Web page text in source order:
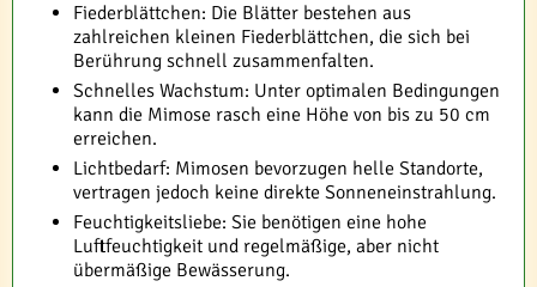
Fiederblättchen: Die Blätter bestehen aus
zahlreichen kleinen Fiederblättchen, die sich bei
Berührung schnell zusammenfalten.
Schnelles Wachstum: Unter optimalen Bedingungen
kann die Mimose rasch eine Höhe von bis zu 50 cm
erreichen.
Lichtbedarf: Mimosen bevorzugen helle Standorte,
vertragen jedoch keine direkte Sonneneinstrahlung.
Feuchtigkeitsliebe: Sie benötigen eine hohe
Luftfeuchtigkeit und regelmäßige, aber nicht
übermäßige Bewässerung.